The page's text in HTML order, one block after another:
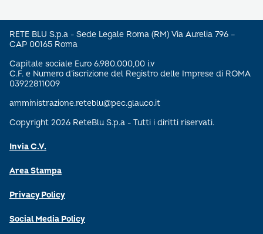
RETE BLU S.p.a - Sede Legale Roma (RM) Via Aurelia 796 –
CAP 00165 Roma
Capitale sociale Euro 6.980.000,00 i.v
C.F. e Numero d’iscrizione del Registro delle Imprese di ROMA
03922811009
amministrazione.reteblu@pec.glauco.it
Copyright 2026 ReteBlu S.p.a - Tutti i diritti riservati.
Invia C.V.
Area Stampa
Privacy Policy
Social Media Policy